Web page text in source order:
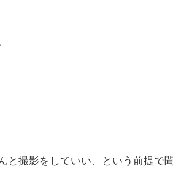
と撮影をしていい、という前提で聞